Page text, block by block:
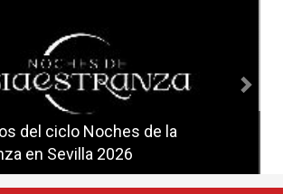
del ciclo Noches de la
en Sevilla 2026
del ciclo Candlelight en